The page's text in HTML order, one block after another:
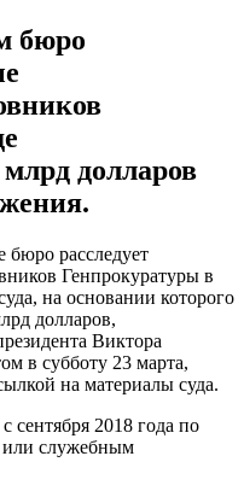
бюро
долларов
бюро расследует
Генпрокуратуры в
на основании которого
долларов,
Виктора
в субботу 23 марта,
на материалы суда.
сентября 2018 года по
или служебным